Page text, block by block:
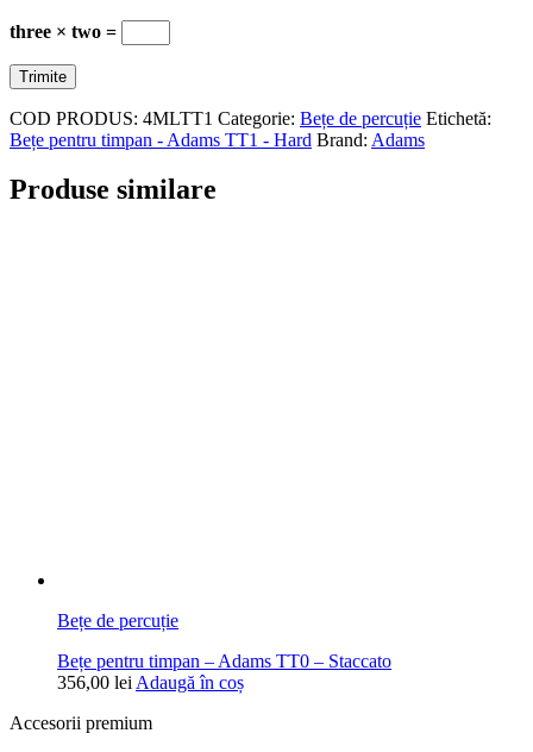
three × two =
COD PRODUS: 4MLTT1 Categorie: Bețe de percuție Etichetă:
Bețe pentru timpan - Adams TT1 - Hard Brand: Adams
Produse similare
Bețe de percuție
Bețe pentru timpan – Adams TT0 – Staccato
356,00 lei Adaugă în coș
Accesorii premium